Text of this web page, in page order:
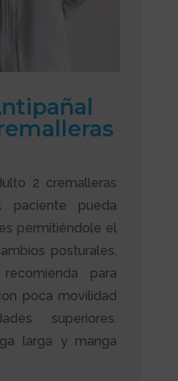
2 cremalleras
pueda
permitiéndole el
posturales.
para
poca movilidad
superiores.
larga y manga